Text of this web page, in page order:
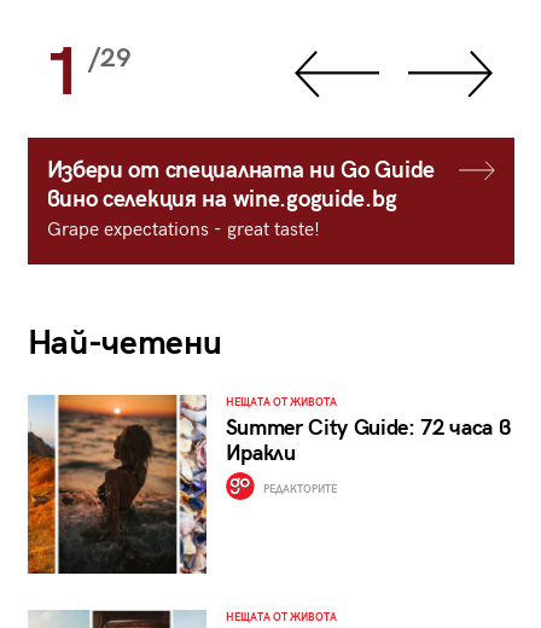
1 /29
Избери от специалната ни Go Guide
вино селекция на wine.goguide.bg
Grape expectations - great taste!
Най-четени
НЕЩАТА ОТ ЖИВОТА
Summer City Guide: 72 часа в
Иракли
РЕДАКТОРИТЕ
НЕЩАТА ОТ ЖИВОТА